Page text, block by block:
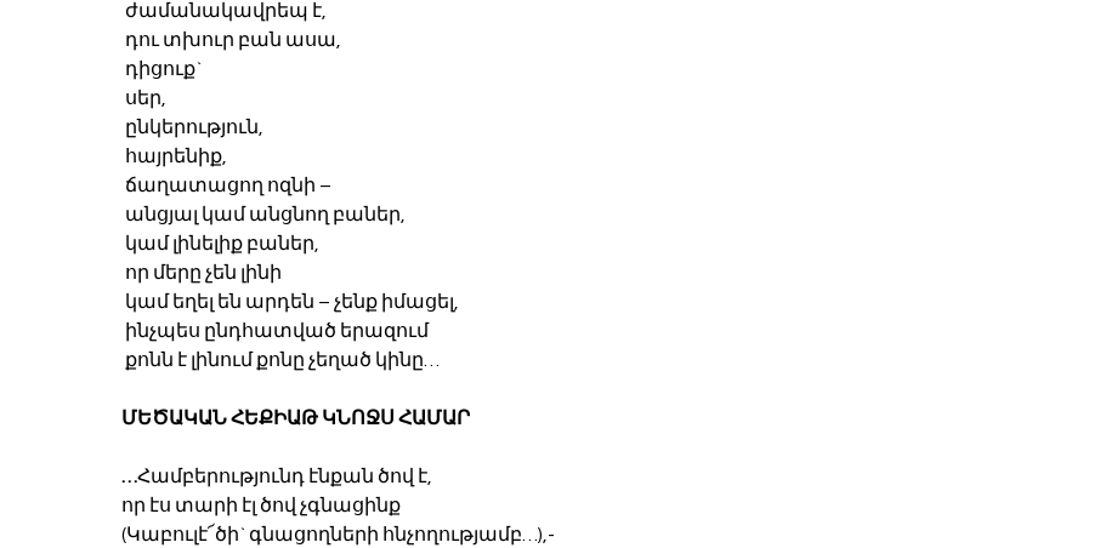
ժամանակավրեպ է,
դու տխուր բան ասա,
դիցուք`
սեր,
ընկերություն,
հայրենիք,
ճաղատացող ոզնի –
անցյալ կամ անցնող բաներ,
կամ լինելիք բաներ,
որ մերը չեն լինի
կամ եղել են արդեն – չենք իմացել,
ինչպես ընդհատված երազում
քոնն է լինում քոնը չեղած կինը…
ՄԵԾԱԿԱՆ ՀԵՔԻԱԹ ԿՆՈՋՍ ՀԱՄԱՐ
…Համբերությունդ էնքան ծով է,
որ էս տարի էլ ծով չգնացինք
(Կաբուլէ՜ծի` գնացողների հնչողությամբ…),-